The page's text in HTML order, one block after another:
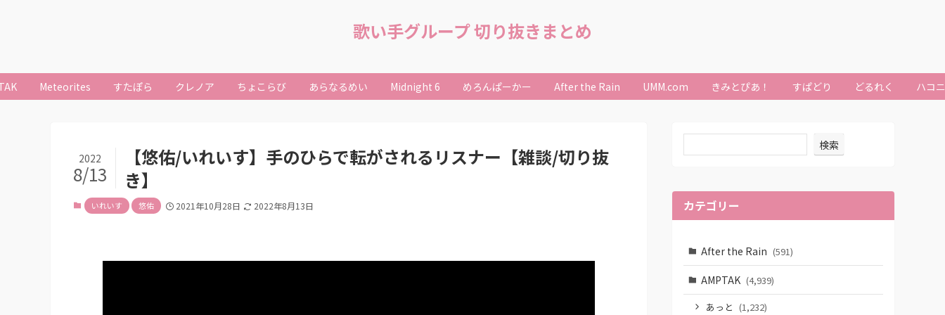
歌い手グループ 切り抜きまとめ
Meteorites すたぽら クレノア ちょこらび あらなるめい Midnight 6 めろんぱーかー After the Rain UMM.com きみとぴあ！ すぱどり どるれく ハコ
【悠佑/いれいす】手のひらで転がされるリスナー【雑談/切り抜
き】
2022
8/13
いれいす 悠佑 2021年10月28日 2022年8月13日
検索
カテゴリー
After the Rain (591)
AMPTAK (4,939)
あっと (1,232)